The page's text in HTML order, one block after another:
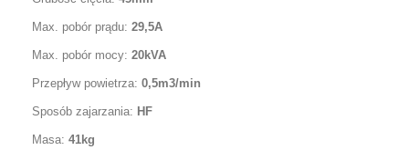
Max. pobór prądu: 29,5A
Max. pobór mocy: 20kVA
Przepływ powietrza: 0,5m3/min
Sposób zajarzania: HF
Masa: 41kg